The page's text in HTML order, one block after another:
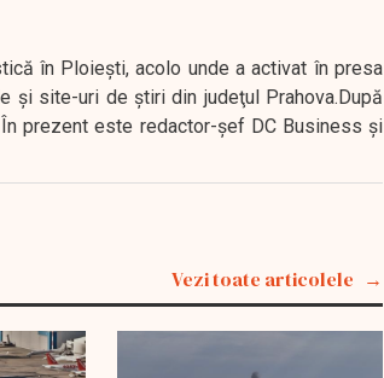
în Ploieşti, acolo unde a activat în presa
şi site-uri de ştiri din judeţul Prahova.După
prezent este redactor-şef DC Business şi
Vezi toate articolele